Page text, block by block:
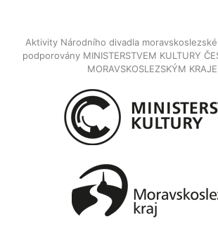
Aktivity Národního divadla
podporovány MINISTERSTVEM KULTURY
MORAVSKOSLEZSKÝM